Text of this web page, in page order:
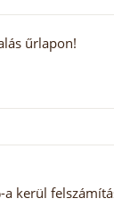
űrlapon!
kerül